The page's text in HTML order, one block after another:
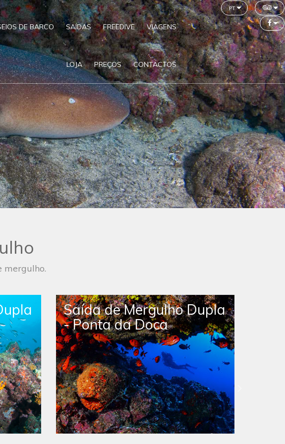
DE BARCO SAÍDAS FREEDIVE VIAGENS
LOJA PREÇOS CONTACTOS
pt
mergulho.
Livre
Saída de Mergulho Livre
com Tartarugas